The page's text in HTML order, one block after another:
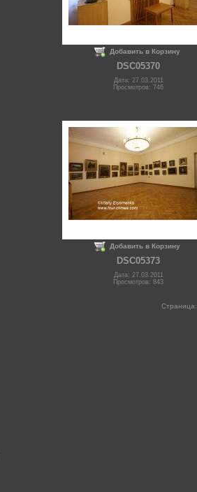
Добавить в Корзину
DSC05370
Дата: 27.03.2011
Просмотров: 746
Добавить в Корзину
DSC05373
Дата: 27.03.2011
Просмотров: 843